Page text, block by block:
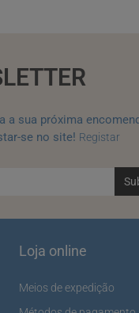
a sua próxima
se no site! Registar
Loja online
Meios de expedição